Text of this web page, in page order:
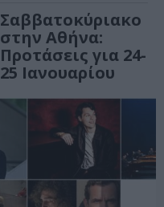
Σαββατοκύριακο
στην Αθήνα:
Προτάσεις για 24-
25 Ιανουαρίου